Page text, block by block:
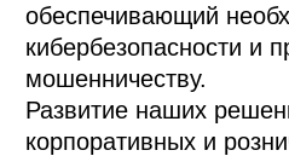
обеспечивающий
кибербезопасности и
мошенничеству.
Развитие наших
корпоративных и